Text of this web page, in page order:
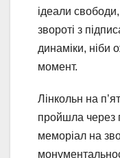
ідеали
звороті з
динаміки, ніби
момент.
Лінкольн на
пройшла через
меморіал на